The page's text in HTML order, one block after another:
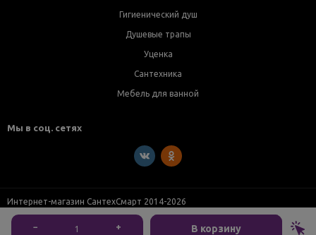
− + В корзину
Гигиенический душ
Душевые трапы
Уценка
Сантехника
Мебель для ванной
Мы в соц. сетях
Интернет-магазин СантехСмарт 2014-2026